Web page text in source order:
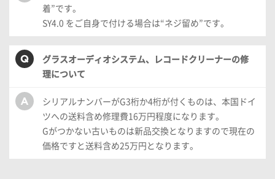
着”です。
SY4.0 をご自身で付ける場合は“ネジ留め”です。
グラスオーディオシステム、レコードクリーナーの修
理について
シリアルナンバーがG3桁か4桁が付くものは、本国ドイ
ツへの送料含め修理費16万円程度になります。
Gがつかない古いものは新品交換となりますので現在の
価格ですと送料含め25万円となります。